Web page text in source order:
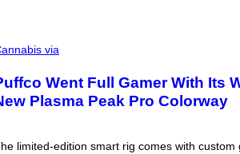
via
Went Full Gamer With Its
Plasma Peak Pro Colorway
limited-edition smart rig comes with custom